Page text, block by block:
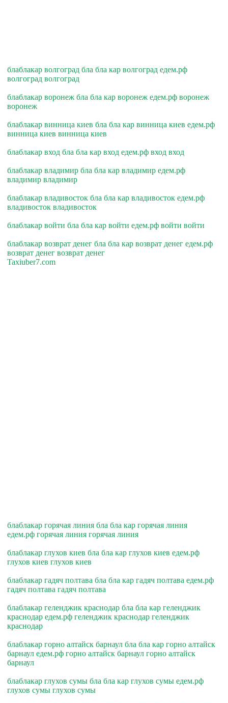
блаблакар волгоград бла бла кар волгоград едем.рф
волгоград волгоград
блаблакар воронеж бла бла кар воронеж едем.рф воронеж
воронеж
блаблакар винница киев бла бла кар винница киев едем.рф
винница киев винница киев
блаблакар вход бла бла кар вход едем.рф вход вход
блаблакар владимир бла бла кар владимир едем.рф
владимир владимир
блаблакар владивосток бла бла кар владивосток едем.рф
владивосток владивосток
блаблакар войти бла бла кар войти едем.рф войти войти
блаблакар возврат денег бла бла кар возврат денег едем.рф
возврат денег возврат денег
Taxiuber7.com
блаблакар горячая линия бла бла кар горячая линия
едем.рф горячая линия горячая линия
блаблакар глухов киев бла бла кар глухов киев едем.рф
глухов киев глухов киев
блаблакар гадяч полтава бла бла кар гадяч полтава едем.рф
гадяч полтава гадяч полтава
блаблакар геленджик краснодар бла бла кар геленджик
краснодар едем.рф геленджик краснодар геленджик
краснодар
блаблакар горно алтайск барнаул бла бла кар горно алтайск
барнаул едем.рф горно алтайск барнаул горно алтайск
барнаул
блаблакар глухов сумы бла бла кар глухов сумы едем.рф
глухов сумы глухов сумы